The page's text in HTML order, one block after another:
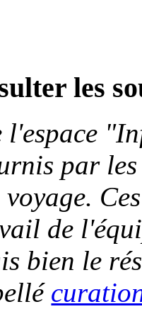
les
l'espace
par
de
bien le